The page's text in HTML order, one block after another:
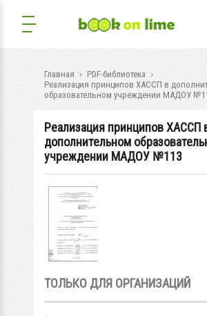
Главная
PDF-библиотека
Реализация принципов ХАССП в
образовательном учреждении МАДОУ
Реализация принципов ХАССП
дополнительном
учреждении МАДОУ №113
ТОЛЬКО ДЛЯ ОРГАНИЗАЦИЙ